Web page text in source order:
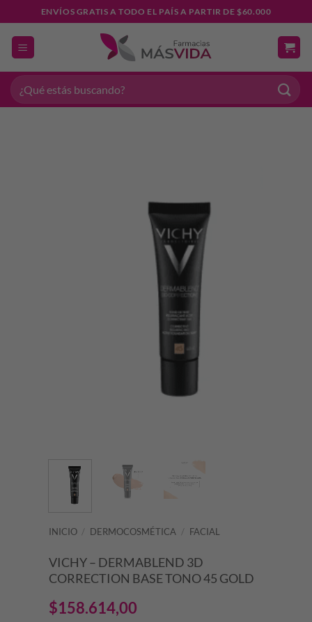
al
contenido
ENVÍOS GRATIS A TODO EL PAÍS A PARTIR DE $60.000
Buscar
por:
INICIO / DERMOCOSMÉTICA / FACIAL
VICHY – DERMABLEND 3D
CORRECTION BASE TONO 45 GOLD
$158.614,00